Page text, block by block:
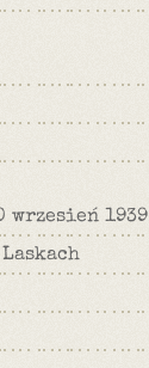
wrzesień 1939
Laskach